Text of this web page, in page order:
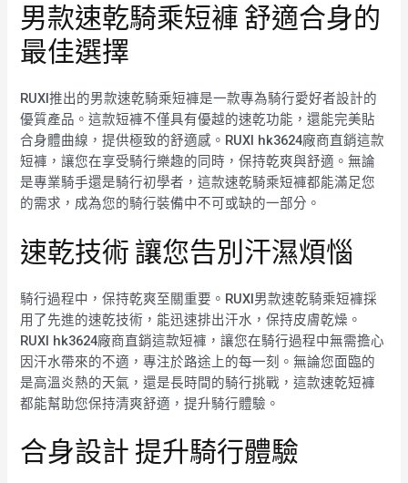
男款速乾騎乘短褲 舒適合身的
最佳選擇
RUXI推出的男款速乾騎乘短褲是一款專為騎行愛好者設計的
優質產品。這款短褲不僅具有優越的速乾功能，還能完美貼
合身體曲線，提供極致的舒適感。RUXI hk3624廠商直銷這款
短褲，讓您在享受騎行樂趣的同時，保持乾爽與舒適。無論
是專業騎手還是騎行初學者，這款速乾騎乘短褲都能滿足您
的需求，成為您的騎行裝備中不可或缺的一部分。
速乾技術 讓您告別汗濕煩惱
騎行過程中，保持乾爽至關重要。RUXI男款速乾騎乘短褲採
用了先進的速乾技術，能迅速排出汗水，保持皮膚乾燥。
RUXI hk3624廠商直銷這款短褲，讓您在騎行過程中無需擔心
因汗水帶來的不適，專注於路途上的每一刻。無論您面臨的
是高溫炎熱的天氣，還是長時間的騎行挑戰，這款速乾短褲
都能幫助您保持清爽舒適，提升騎行體驗。
合身設計 提升騎行體驗